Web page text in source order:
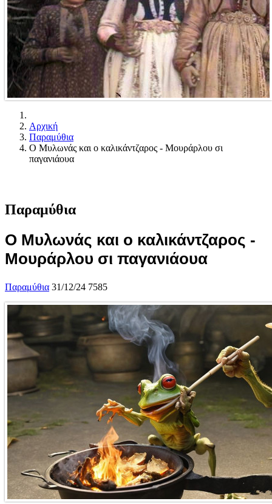
Αρχική
Παραμύθια
Ο Μυλωνάς και ο καλικάντζαρος - Μουράρλου σι
παγανιάουα
Παραμύθια
Ο Μυλωνάς και ο καλικάντζαρος -
Μουράρλου σι παγανιάουα
Παραμύθια 31/12/24 7585